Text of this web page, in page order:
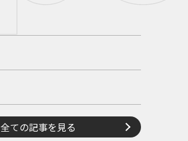
全ての記事を見る